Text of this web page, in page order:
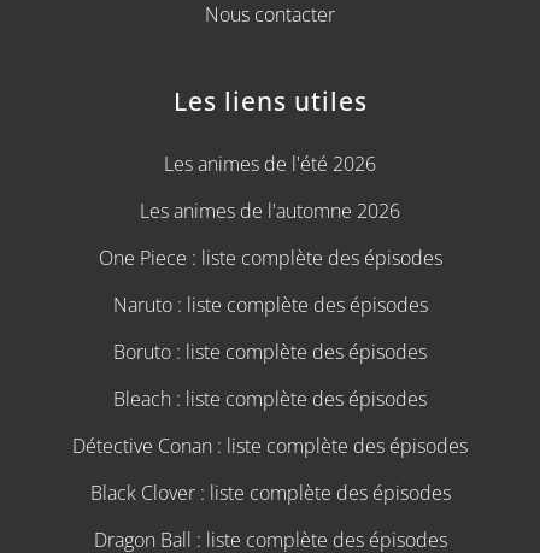
Nous contacter
Les liens utiles
Les animes de l'été 2026
Les animes de l'automne 2026
One Piece : liste complète des épisodes
Naruto : liste complète des épisodes
Boruto : liste complète des épisodes
Bleach : liste complète des épisodes
Détective Conan : liste complète des épisodes
Black Clover : liste complète des épisodes
Dragon Ball : liste complète des épisodes